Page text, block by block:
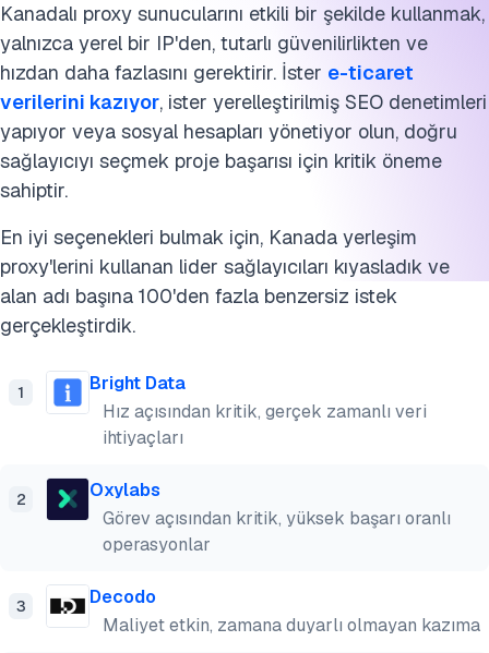
Kanadalı proxy sunucularını etkili bir şekilde kullanmak,
yalnızca yerel bir IP'den, tutarlı güvenilirlikten ve
hızdan daha fazlasını gerektirir. İster e-ticaret
verilerini kazıyor, ister yerelleştirilmiş SEO denetimleri
yapıyor veya sosyal hesapları yönetiyor olun, doğru
sağlayıcıyı seçmek proje başarısı için kritik öneme
sahiptir.
En iyi seçenekleri bulmak için, Kanada yerleşim
proxy'lerini kullanan lider sağlayıcıları kıyasladık ve
alan adı başına 100'den fazla benzersiz istek
gerçekleştirdik.
1
Bright Data
Hız açısından kritik, gerçek zamanlı veri
ihtiyaçları
2
Oxylabs
Görev açısından kritik, yüksek başarı oranlı
operasyonlar
3
Decodo
Maliyet etkin, zamana duyarlı olmayan kazıma